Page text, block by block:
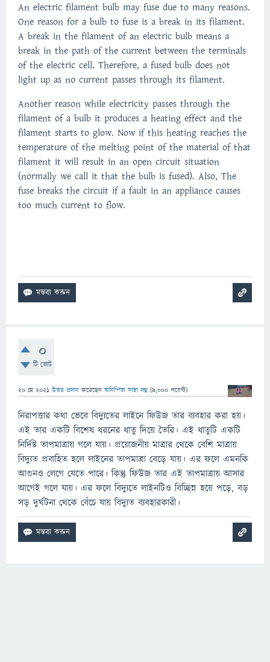
An electric filament bulb may fuse due to many reasons.
One reason for a bulb to fuse is a break in its filament.
A break in the filament of an electric bulb means a
break in the path of the current between the terminals
of the electric cell. Therefore, a fused bulb does not
light up as no current passes through its filament.
Another reason while electricity passes through the
filament of a bulb it produces a heating effect and the
filament starts to glow. Now if this heating reaches the
temperature of the melting point of the material of that
filament it will result in an open circuit situation
(normally we call it that the bulb is fused). Also, The
fuse breaks the circuit if a fault in an appliance causes
too much current to flow.
0
টি ভোট
20 মে 2021 উত্তর প্রদান করেছেনঅনিন্দিতা সাহা লগ্ন (9,000 পয়েন্ট)
নিরাপত্তার কথা ভেবে বিদ্যুতের লাইনে ফিউজ তার ব্যবহার করা হয়।
এই তার একটি বিশেষ ধরনের ধাতু দিয়ে তৈরি। এই ধাতুটি একটি
নির্দিষ্ট তাপমাত্রায় গলে যায়। প্রয়োজনীয় মাত্রার থেকে বেশি মাত্রায়
বিদ্যুত প্রবাহিত হলে লাইনের তাপমাত্রা বেড়ে যায়। এর ফলে এমনকি
আগুনও লেগে যেতে পারে। কিন্তু ফিউজ তার এই তাপমাত্রায় আসার
আগেই গলে যায়। এর ফলে বিদ্যুতে লাইনটিও বিচ্ছিন্ন হয়ে পড়ে, বড়
সড় দুর্ঘটনা থেকে বেঁচে যায় বিদ্যুত ব্যবহারকারী।